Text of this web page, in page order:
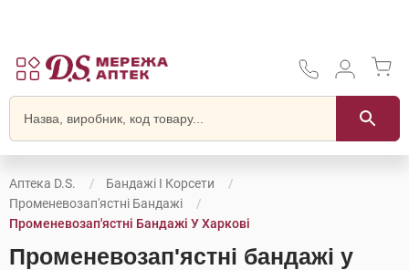
Аптека D.S.
Бандажі І Корсети
Променевозап'ястні Бандажі
Променевозап'ястні Бандажі У Харкові
Променевозап'ястні бандажі у